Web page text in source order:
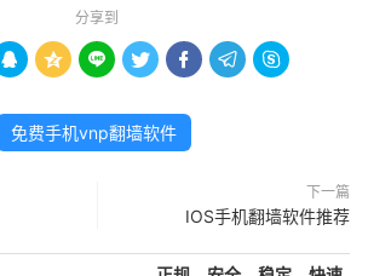
分享到
      
免费手机vnp翻墙软件
下一篇
IOS手机翻墙软件推荐